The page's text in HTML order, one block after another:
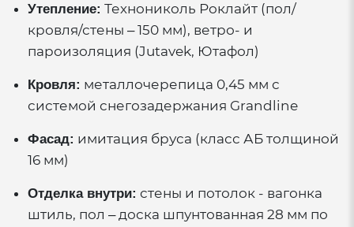
Утепление: Технониколь Роклайт (пол/
кровля/стены – 150 мм), ветро- и
пароизоляция (Jutavek, Ютафол)
Кровля: металлочерепица 0,45 мм с
системой снегозадержания Grandline
Фасад: имитация бруса (класс АБ толщиной
16 мм)
Отделка внутри: стены и потолок - вагонка
штиль, пол – доска шпунтованная 28 мм по